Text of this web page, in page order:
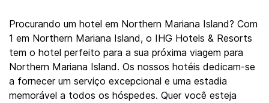
Procurando um hotel em Northern Mariana Island? Com
1 em Northern Mariana Island, o IHG Hotels & Resorts
tem o hotel perfeito para a sua próxima viagem para
Northern Mariana Island. Os nossos hotéis dedicam-se
a fornecer um serviço excepcional e uma estadia
memorável a todos os hóspedes. Quer você esteja